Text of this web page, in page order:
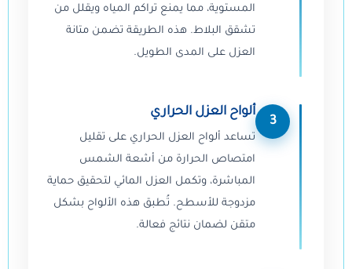
المستوية، مما يمنع تراكم المياه ويقلل من
تشقق البلاط. هذه الطريقة تضمن متانة
العزل على المدى الطويل.
3
ألواح العزل الحراري
تساعد ألواح العزل الحراري على تقليل
امتصاص الحرارة من أشعة الشمس
المباشرة، وتكمل العزل المائي لتحقيق حماية
مزدوجة للأسطح. تُطبق هذه الألواح بشكل
متقن لضمان نتائج فعالة.